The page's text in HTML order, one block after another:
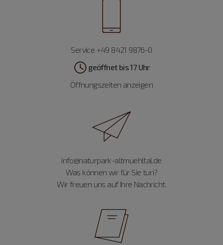
Service +49 8421 9876-0
geöffnet bis 17 Uhr
Öffnungszeiten anzeigen
info@naturpark-altmuehltal.de
Was können wir für Sie tun?
Wir freuen uns auf Ihre Nachricht.